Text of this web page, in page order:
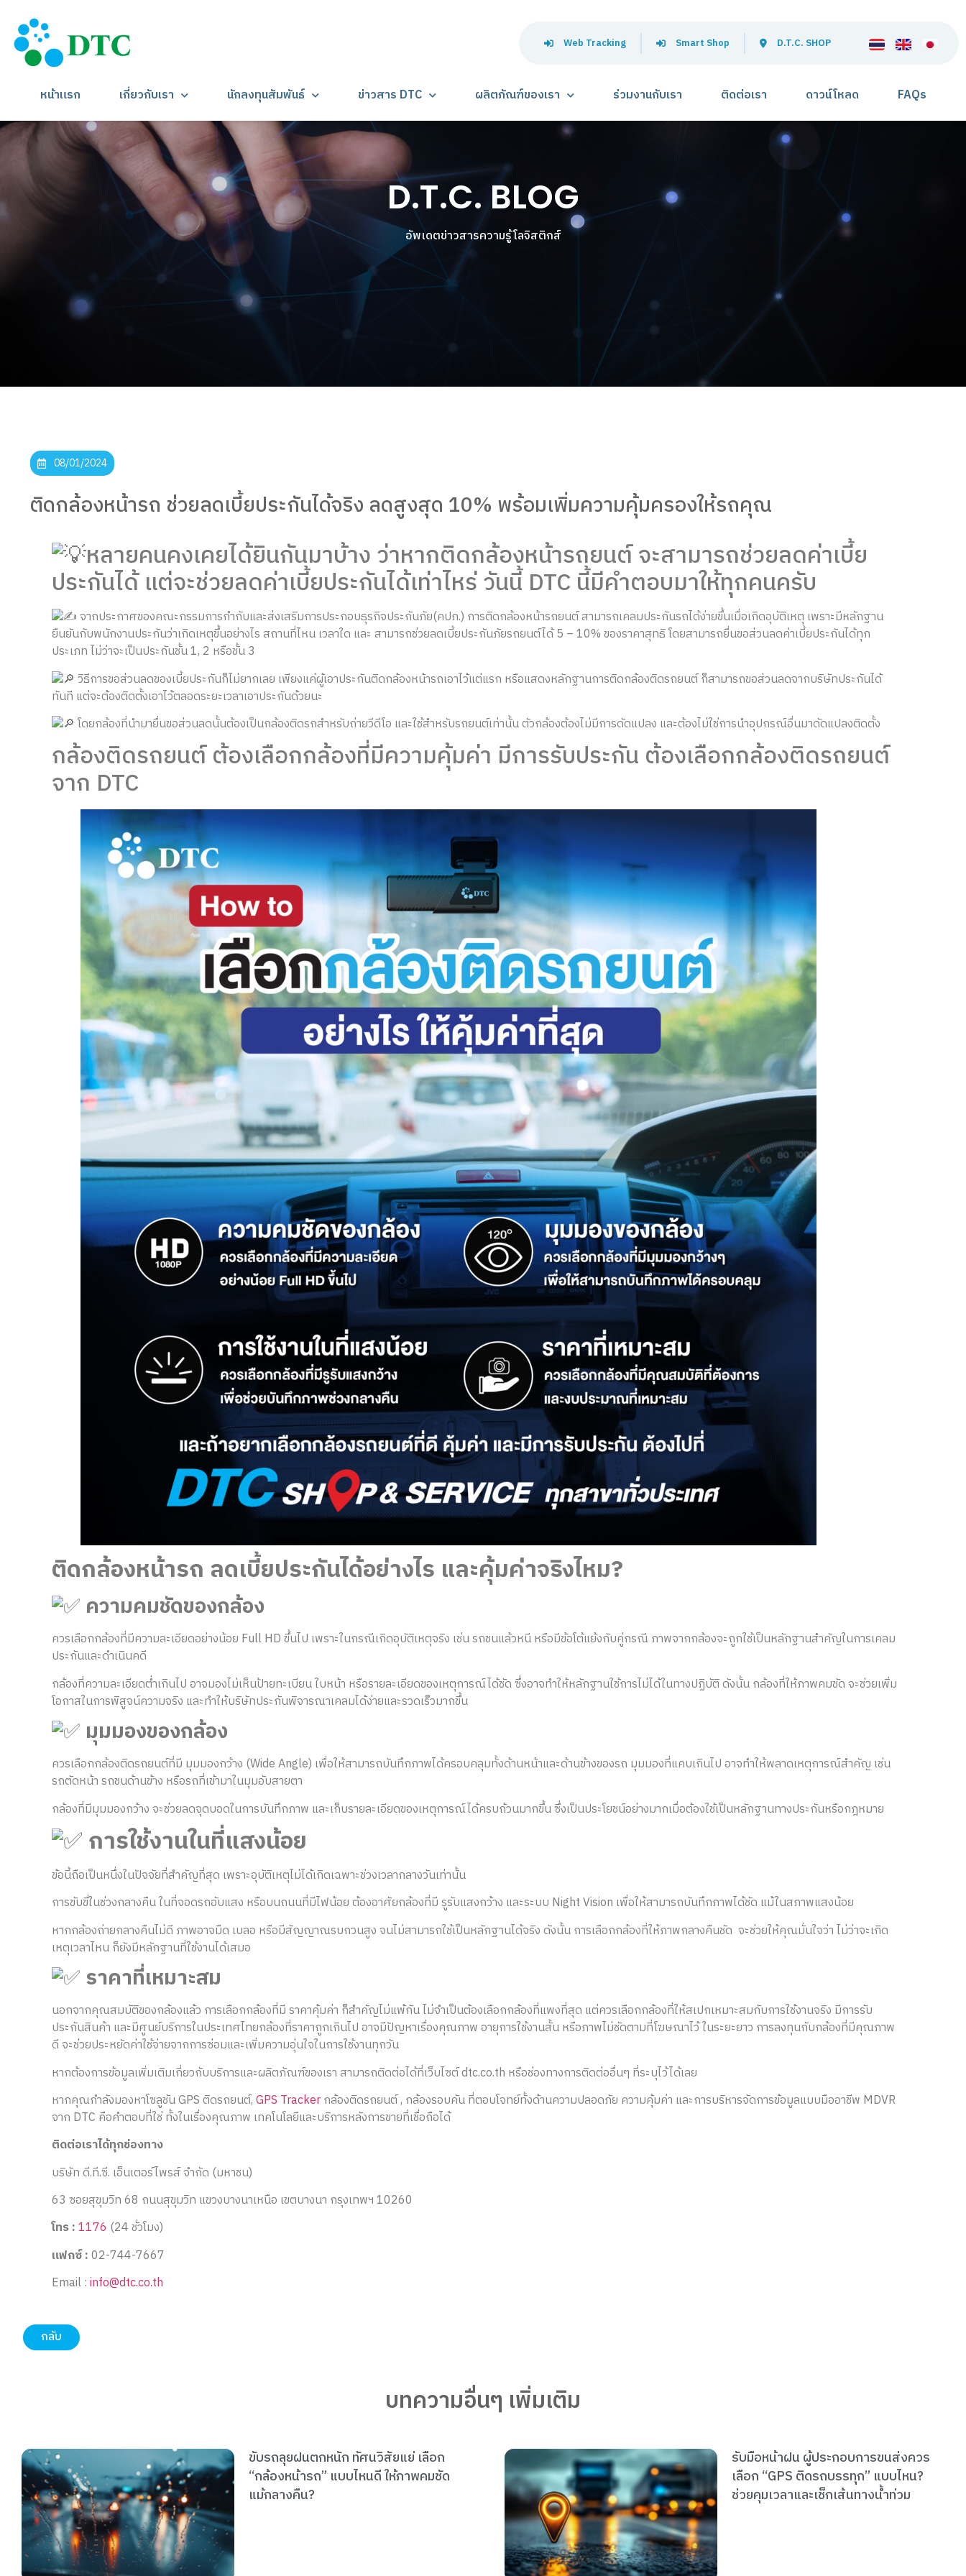
Web Tracking Smart Shop D.T.C. SHOP
หน้าแรก เกี่ยวกับเรา นักลงทุนสัมพันธ์ ข่าวสาร DTC ผลิตภัณฑ์ของเรา ร่วมงานกับเรา ติดต่อเรา ดาวน์โหลด FAQs
D.T.C. BLOG
อัพเดตข่าวสารความรู้โลจิสติกส์
08/01/2024
ติดกล้องหน้ารถ ช่วยลดเบี้ยประกันได้จริง ลดสูงสุด 10% พร้อมเพิ่มความคุ้มครองให้รถคุณ
หลายคนคงเคยได้ยินกันมาบ้าง ว่าหากติดกล้องหน้ารถยนต์ จะสามารถช่วยลดค่าเบี้ย
ประกันได้ แต่จะช่วยลดค่าเบี้ยประกันได้เท่าไหร่ วันนี้ DTC นี้มีคำตอบมาให้ทุกคนครับ
จากประกาศของคณะกรรมการกำกับและส่งเสริมการประกอบธุรกิจประกันภัย(คปภ.) การติดกล้องหน้ารถยนต์ สามารถเคลมประกันรถได้ง่ายขึ้นเมื่อเกิดอุบัติเหตุ เพราะมีหลักฐาน
ยืนยันกับพนักงานประกันว่าเกิดเหตุขึ้นอย่างไร สถานที่ไหน เวลาใด และ สามารถช่วยลดเบี้ยประกันภัยรถยนต์ได้ 5 – 10% ของราคาสุทธิ โดยสามารถยื่นขอส่วนลดค่าเบี้ยประกันได้ทุก
ประเภท ไม่ว่าจะเป็นประกันชั้น 1, 2 หรือชั้น 3
วิธีการขอส่วนลดของเบี้ยประกันก็ไม่ยากเลย เพียงแค่ผู้เอาประกันติดกล้องหน้ารถเอาไว้แต่แรก หรือแสดงหลักฐานการติดกล้องติดรถยนต์ ก็สามารถขอส่วนลดจากบริษัทประกันได้
ทันที แต่จะต้องติดตั้งเอาไว้ตลอดระยะเวลาเอาประกันด้วยนะ
โดยกล้องที่นำมายื่นขอส่วนลดนั้นต้องเป็นกล้องติดรถสำหรับถ่ายวีดีโอ และใช้สำหรับรถยนต์เท่านั้น ตัวกล้องต้องไม่มีการดัดแปลง และต้องไม่ใช่การนำอุปกรณ์อื่นมาดัดแปลงติดตั้ง
กล้องติดรถยนต์ ต้องเลือกกล้องที่มีความคุ้มค่า มีการรับประกัน ต้องเลือกกล้องติดรถยนต์
จาก DTC
ติดกล้องหน้ารถ ลดเบี้ยประกันได้อย่างไร และคุ้มค่าจริงไหม?
ความคมชัดของกล้อง
ควรเลือกกล้องที่มีความละเอียดอย่างน้อย Full HD ขึ้นไป เพราะในกรณีเกิดอุบัติเหตุจริง เช่น รถชนแล้วหนี หรือมีข้อโต้แย้งกับคู่กรณี ภาพจากกล้องจะถูกใช้เป็นหลักฐานสำคัญในการเคลม
ประกันและดำเนินคดี
กล้องที่ความละเอียดต่ำเกินไป อาจมองไม่เห็นป้ายทะเบียน ใบหน้า หรือรายละเอียดของเหตุการณ์ได้ชัด ซึ่งอาจทำให้หลักฐานใช้การไม่ได้ในทางปฏิบัติ ดังนั้น กล้องที่ให้ภาพคมชัด จะช่วยเพิ่ม
โอกาสในการพิสูจน์ความจริง และทำให้บริษัทประกันพิจารณาเคลมได้ง่ายและรวดเร็วมากขึ้น
มุมมองของกล้อง
ควรเลือกกล้องติดรถยนต์ที่มี มุมมองกว้าง (Wide Angle) เพื่อให้สามารถบันทึกภาพได้ครอบคลุมทั้งด้านหน้าและด้านข้างของรถ มุมมองที่แคบเกินไป อาจทำให้พลาดเหตุการณ์สำคัญ เช่น
รถตัดหน้า รถชนด้านข้าง หรือรถที่เข้ามาในมุมอับสายตา
กล้องที่มีมุมมองกว้าง จะช่วยลดจุดบอดในการบันทึกภาพ และเก็บรายละเอียดของเหตุการณ์ได้ครบถ้วนมากขึ้น ซึ่งเป็นประโยชน์อย่างมากเมื่อต้องใช้เป็นหลักฐานทางประกันหรือกฎหมาย
การใช้งานในที่แสงน้อย
ข้อนี้ถือเป็นหนึ่งในปัจจัยที่สำคัญที่สุด เพราะอุบัติเหตุไม่ได้เกิดเฉพาะช่วงเวลากลางวันเท่านั้น
การขับขี่ในช่วงกลางคืน ในที่จอดรถอับแสง หรือบนถนนที่มีไฟน้อย ต้องอาศัยกล้องที่มี รูรับแสงกว้าง และระบบ Night Vision เพื่อให้สามารถบันทึกภาพได้ชัด แม้ในสภาพแสงน้อย
หากกล้องถ่ายกลางคืนไม่ดี ภาพอาจมืด เบลอ หรือมีสัญญาณรบกวนสูง จนไม่สามารถใช้เป็นหลักฐานได้จริง ดังนั้น การเลือกกล้องที่ให้ภาพกลางคืนชัด จะช่วยให้คุณมั่นใจว่า ไม่ว่าจะเกิด
เหตุเวลาไหน ก็ยังมีหลักฐานที่ใช้งานได้เสมอ
ราคาที่เหมาะสม
นอกจากคุณสมบัติของกล้องแล้ว การเลือกกล้องที่มี ราคาคุ้มค่า ก็สำคัญไม่แพ้กัน ไม่จำเป็นต้องเลือกกล้องที่แพงที่สุด แต่ควรเลือกกล้องที่ให้สเปกเหมาะสมกับการใช้งานจริง มีการรับ
ประกันสินค้า และมีศูนย์บริการในประเทศไทยกล้องที่ราคาถูกเกินไป อาจมีปัญหาเรื่องคุณภาพ อายุการใช้งานสั้น หรือภาพไม่ชัดตามที่โฆษณาไว้ ในระยะยาว การลงทุนกับกล้องที่มีคุณภาพ
ดี จะช่วยประหยัดค่าใช้จ่ายจากการซ่อมและเพิ่มความอุ่นใจในการใช้งานทุกวัน
หากต้องการข้อมูลเพิ่มเติมเกี่ยวกับบริการและผลิตภัณฑ์ของเรา สามารถติดต่อได้ที่เว็บไซต์ dtc.co.th หรือช่องทางการติดต่ออื่นๆ ที่ระบุไว้ได้เลย
หากคุณกำลังมองหาโซลูชัน GPS ติดรถยนต์,GPS Trackerกล้องติดรถยนต์ , กล้องรอบคัน ที่ตอบโจทย์ทั้งด้านความปลอดภัย ความคุ้มค่า และการบริหารจัดการข้อมูลแบบมืออาชีพ MDVR
จาก DTC คือคำตอบที่ใช่ ทั้งในเรื่องคุณภาพ เทคโนโลยีและบริการหลังการขายที่เชื่อถือได้
ติดต่อเราได้ทุกช่องทาง
บริษัท ดี.ที.ซี. เอ็นเตอร์ไพรส์ จำกัด (มหาชน)
63 ซอยสุขุมวิท 68 ถนนสุขุมวิท แขวงบางนาเหนือ เขตบางนา กรุงเทพฯ 10260
โทร :1176 (24 ชั่วโมง)
แฟกซ์ :02-744-7667
Email :info@dtc.co.th
กลับ
บทความอื่นๆ เพิ่มเติม
รับมือหน้าฝน ผู้ประกอบการขนส่งควร
เลือก “GPS ติดรถบรรทุก” แบบไหน?
ช่วยคุมเวลาและเช็กเส้นทางน้ำท่วม
5 ความเสี่ยงของรถขนส่งช่วงหน้าฝน ที่
เจ้าของธุรกิจไม่ควรมองข้าม